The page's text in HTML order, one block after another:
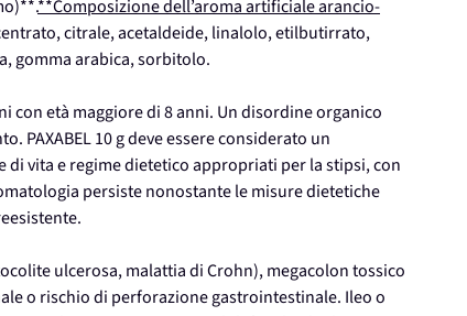
**Composizione dell’aroma artificiale arancio-
citrale, acetaldeide, linalolo, etilbutirrato,
gomma arabica, sorbitolo.
con età maggiore di 8 anni. Un disordine organico
PAXABEL 10 g deve essere considerato un
vita e regime dietetico appropriati per la stipsi, con
persiste nonostante le misure dietetiche
ulcerosa, malattia di Crohn), megacolon tossico
o rischio di perforazione gastrointestinale. Ileo o